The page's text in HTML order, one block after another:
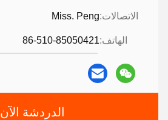
الاتصالات:Miss. Peng
الهاتف:86-510-85050421
الدردشة الآن